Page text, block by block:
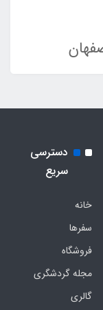
دسترسی
سریع
خانه
سفرها
فروشگاه
مجله گردشگری
گالری